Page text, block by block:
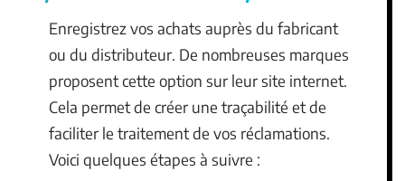
Enregistrez vos achats auprès du fabricant
ou du distributeur. De nombreuses marques
proposent cette option sur leur site internet.
Cela permet de créer une traçabilité et de
faciliter le traitement de vos réclamations.
Voici quelques étapes à suivre :